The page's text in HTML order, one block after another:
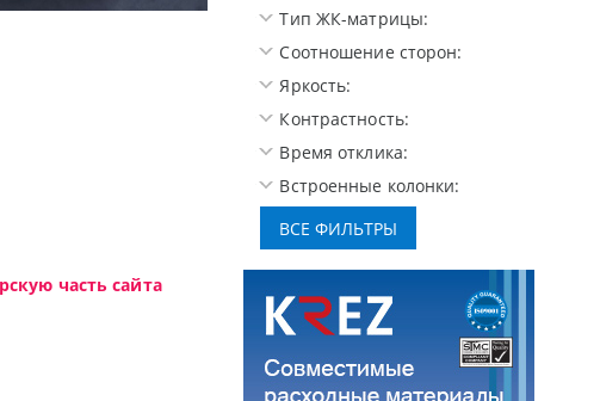
Oceanview. Высокотехнологичная
часть сайта
Тип ЖК-матрицы:
Соотношение сторон:
Яркость:
Контрастность:
Время отклика:
Встроенные колонки: